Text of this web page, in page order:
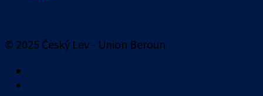
© 2025 Český Lev - Union Beroun